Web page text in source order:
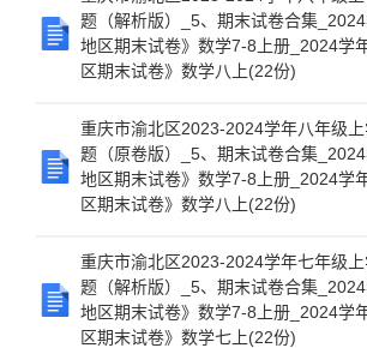
题（解析版）_5、期末试卷合集
地区期末试卷》数学7-8上册_2024学
区期末试卷》数学八上(22份)
重庆市渝北区2023-2024学年八年级
题（原卷版）_5、期末试卷合集
地区期末试卷》数学7-8上册_2024学
区期末试卷》数学八上(22份)
重庆市渝北区2023-2024学年七年级
题（解析版）_5、期末试卷合集
地区期末试卷》数学7-8上册_2024学
区期末试卷》数学七上(22份)